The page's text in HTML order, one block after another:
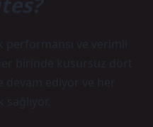
performansı ve verimli
birinde kusursuz dört
ediyor ve her